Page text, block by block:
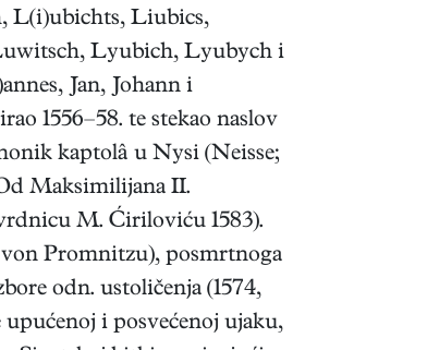
L(i)ubichts, Liubics,
Lyubich, Lyubych i
Jan, Johann i
1556–58. te stekao naslov
kaptolâ u Nysi (Neisse;
Maksimilijana II.
M. Ćiriloviću 1583).
von Promnitzu), posmrtnoga
odn. ustoličenja (1574,
upućenoj i posvećenoj ujaku,